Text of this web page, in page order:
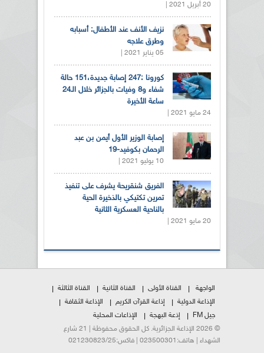
20 أبريل 2021 |
نزيف الأنف عند الأطفال: أسبابه
وطرق علاجه
05 يناير 2021 |
كورونا :247 إصابة جديدة،151 حالة
شفاء و8 وفيات بالجزائر خلال الـ24
ساعة الأخيرة
24 مايو 2021 |
إصابة الوزير الأول أيمن بن عبد
الرحمان بكوفيد-19
10 يوليو 2021 |
الفريق شنقريحة يشرف على تنفيذ
تمرين تكتيكي بالذخيرة الحية
بالناحية العسكرية الثانية
20 مايو 2021 |
الواجهة القناة الأولى القناة الثانية
القناة الثالثة
الإذاعة الدولية
إذاعة القرآن الكريم
الإذاعة الثقافة
جيل FM
إذعة البهجة
الإذاعات المحلية
© 2026 الإذاعة الجزائرية. كل الحقوق محفوظة | 21 شارع
الشهداء | هاتف:023500301 | فاكس:021230823/25